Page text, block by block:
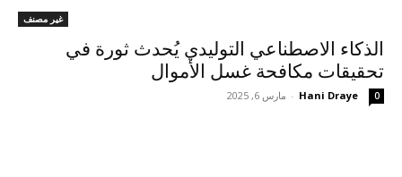
غير مصنف
الذكاء الاصطناعي التوليدي يُحدث ثورة في
تحقيقات مكافحة غسل الأموال
Hani Draye
- مارس 6, 2025 0